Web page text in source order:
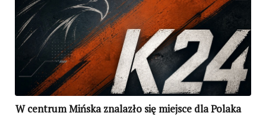
W centrum Mińska znalazło się miejsce dla Polaka